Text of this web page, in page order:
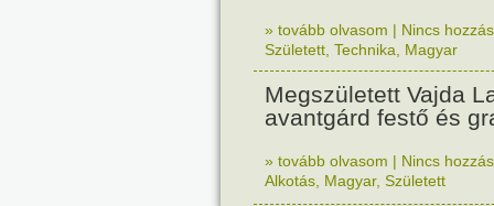
» tovább olvasom | Nincs
Született Technika Magyar
Megszületett Vajda
avantgárd festő és
» tovább olvasom | Nincs
Alkotás Magyar, Született